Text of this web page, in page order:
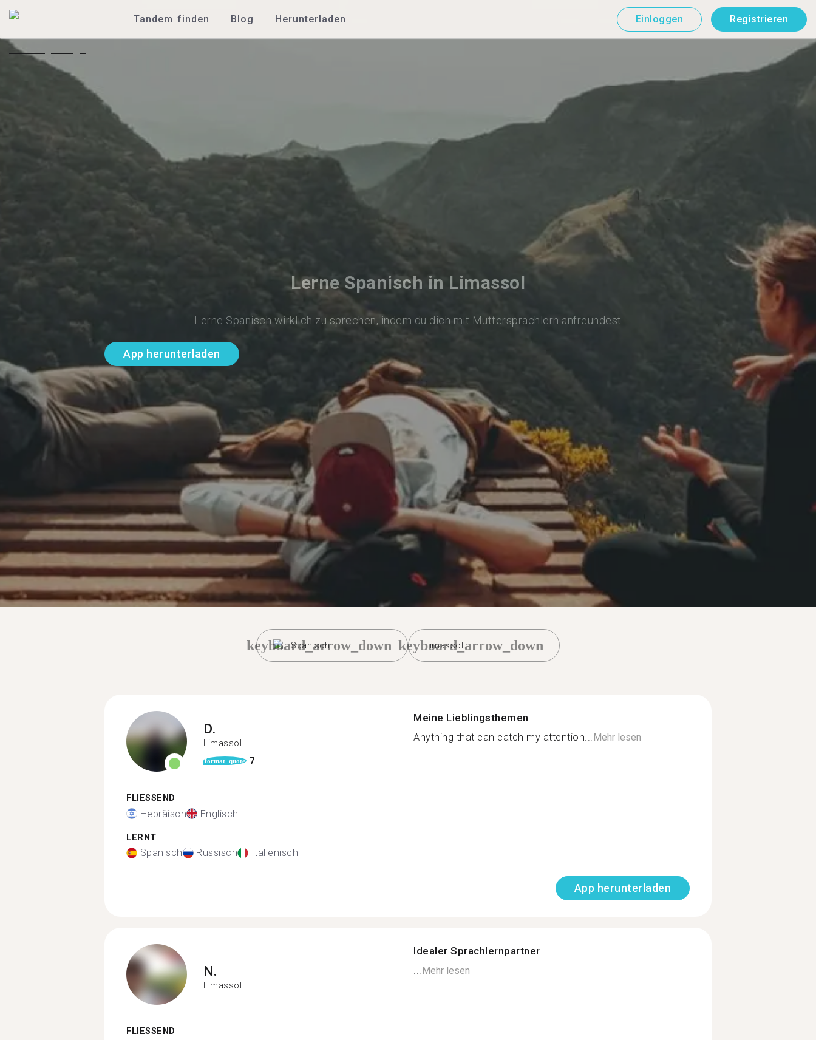
Tandem finden Blog Herunterladen Einloggen Registrieren
Lerne Spanisch in Limassol
Lerne Spanisch wirklich zu sprechen, indem du dich mit Muttersprachlern anfreundest
App herunterladen
Spanisch
keyboard_arrow_down Limassol
keyboard_arrow_down
D.
Limassol
format_quote 7
FLIESSEND
Hebräisch Englisch
LERNT
Spanisch Russisch Italienisch
Meine Lieblingsthemen
Anything that can catch my attention...Mehr lesen
App herunterladen
N.
Limassol
FLIESSEND
Idealer Sprachlernpartner
...Mehr lesen